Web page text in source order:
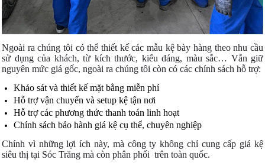
Ngoài ra chúng tôi có thể thiết kế các mẫu kệ bày hàng theo nhu cầu
sử dụng của khách, từ kích thước, kiểu dáng, màu sắc… Vẫn giữ
nguyên mức giá gốc, ngoài ra chúng tôi còn có các chính sách hỗ trợ:
Khảo sát và thiết kế mặt bằng miễn phí
Hỗ trợ vận chuyển và setup kệ tận nơi
Hỗ trợ các phương thức thanh toán linh hoạt
Chính sách bảo hành giá kệ cụ thể, chuyên nghiệp
Chính vì những lợi ích này, mà công ty không chỉ cung cấp giá kệ
siêu thị tại Sóc Trăng mà còn phân phối trên toàn quốc.